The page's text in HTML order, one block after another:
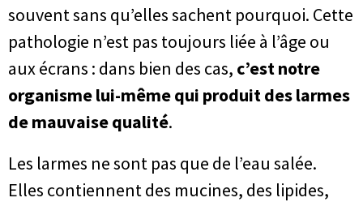
souvent sans qu’elles sachent pourquoi. Cette
pathologie n’est pas toujours liée à l’âge ou
aux écrans : dans bien des cas, c’est notre
organisme lui-même qui produit des larmes
de mauvaise qualité.
Les larmes ne sont pas que de l’eau salée.
Elles contiennent des mucines, des lipides,